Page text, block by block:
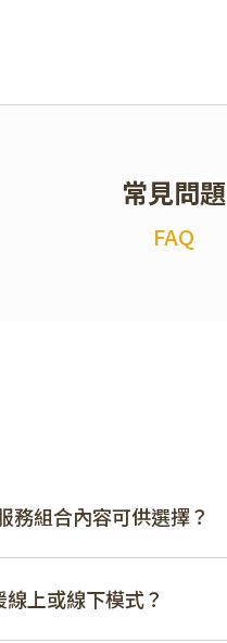
常見問題
FAQ
務組合內容可供選擇？
上或線下模式？